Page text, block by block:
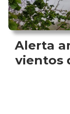
Alerta
vientos